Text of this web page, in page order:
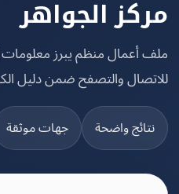
الجواهر
منظم يبرز معلومات
والتصفح ضمن دليل الكويت.
واضحة جهات موثقة